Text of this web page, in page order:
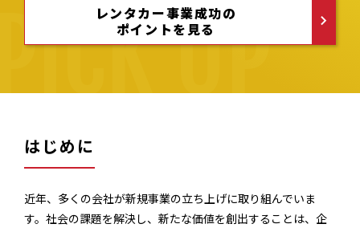
レンタカー事業成功の
ポイントを見る
はじめに
近年、多くの会社が新規事業の立ち上げに取り組んでいま
す。社会の課題を解決し、新たな価値を創出することは、企